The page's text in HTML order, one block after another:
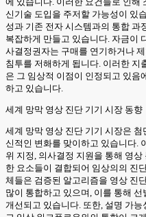
신기술 도입을 주저할 가능성이 있
성과 기존 전자 시스템과의 통합 과
복잡하게 만들고 있습니다. 자금이
사결정권자는 구매를 연기하거나
침투를 저해하게 됩니다. 이러한 지
은 그 임상적 이점이 인정되고 있음
하고 있습니다.
세계 망막 영상 진단 기기 시장 동향
세계 망막 영상 진단 기기 시장은
신적인 변화를 맞이하고 있습니다.
위 지정, 의사결정 지원을 통해 영
한 요소들이 결합되어 임상의의 진
체들은 검증된 알고리즘을 영상 진
많이 통합하고 있으며, 이를 통해
개선되고 있습니다. 또한, 설명 가